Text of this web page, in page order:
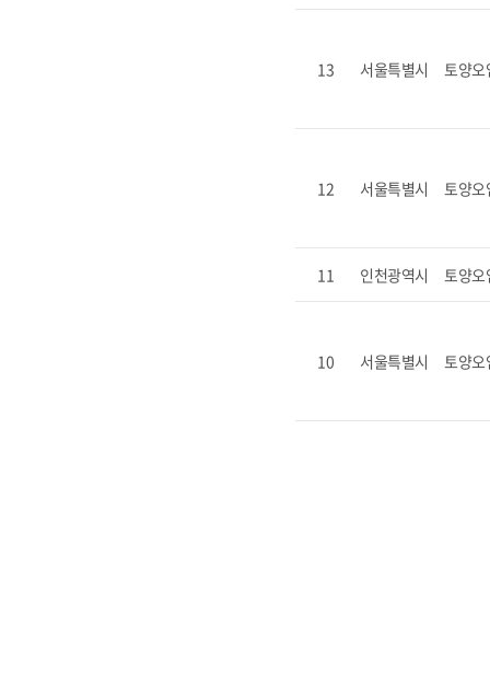
13 서울특별시 토양오
12 서울특별시 토양오
11 인천광역시 토양오
10 서울특별시 토양오